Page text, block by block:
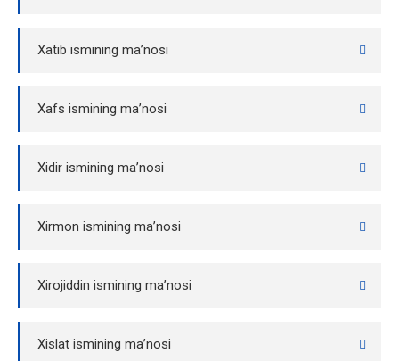
Xatib ismining ma’nosi
Xafs ismining ma’nosi
Xidir ismining ma’nosi
Xirmon ismining ma’nosi
Xirojiddin ismining ma’nosi
Xislat ismining ma’nosi